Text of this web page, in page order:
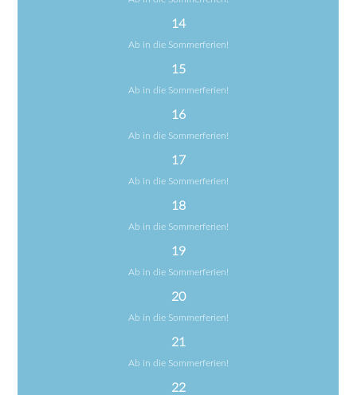
14
Ab in die Sommerferien!
15
Ab in die Sommerferien!
16
Ab in die Sommerferien!
17
Ab in die Sommerferien!
18
Ab in die Sommerferien!
19
Ab in die Sommerferien!
20
Ab in die Sommerferien!
21
Ab in die Sommerferien!
22